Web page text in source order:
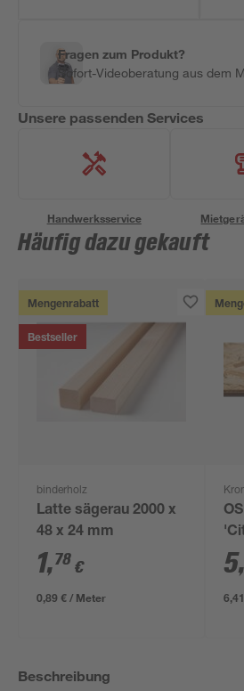
Fragen zum Produkt?
Sofort-Videoberatung aus dem
Unsere passenden Services
Handwerksservice
Häufig dazu gekauft
Mengenrabatt
Bestseller
binderholz
Latte sägerau 2000 x
48 x 24 mm
1,78 €
0,89 € / Meter
5
Beschreibung